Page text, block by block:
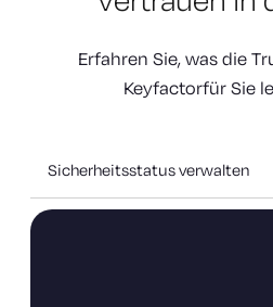
Erfahren Sie, was die
Keyfactorfür Sie
Sicherheitsstatus verwalten